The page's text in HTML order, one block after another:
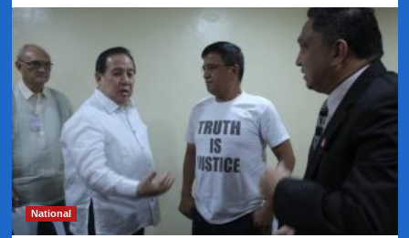
luzon,
niyanig
ng
magnitude
5.7
na
lindol
National